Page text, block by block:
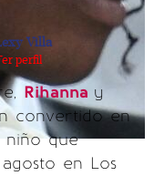
Villa
perfil
Rihanna y
convertido en
niño que
en Los